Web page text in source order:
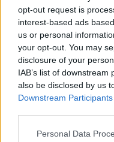
opt-out request is
interest-based ads
us or personal
your opt-out. You may
disclosure of your
IAB’s list of
also be disclosed by us
Downstream Participants
Personal Data
cerut
în plic
2.000-
În total,